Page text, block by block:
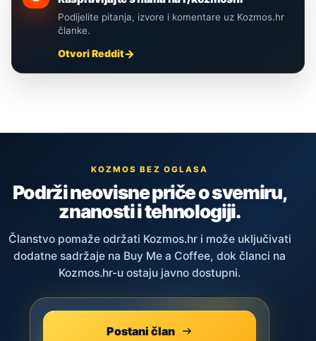
Podijelite pitanja, izvore i komentare uz Kozmos.hr
članke.
Otvori Reddit
KOZMOS BEZ OGLASA
Podrži neovisne priče o svemiru,
znanosti i tehnologiji.
Članstvo pomaže održati Kozmos.hr i može uključivati
dodatne sadržaje na Buy Me a Coffee, dok članci na
Kozmos.hr-u ostaju javno dostupni.
Postani član